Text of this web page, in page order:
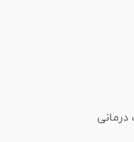
درمانی